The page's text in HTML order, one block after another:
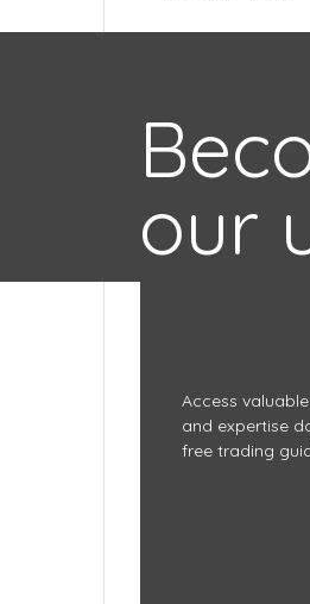
our
Access
and expertise
free trading